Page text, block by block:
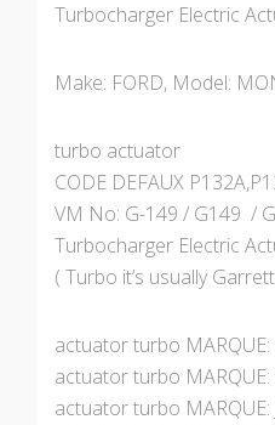
Turbocharger Electric
Make: FORD, Model:
turbo actuator
CODE DEFAUX
VM No: G-149 / G149 /
Turbocharger Electric
( Turbo it’s usually
actuator turbo
actuator turbo
actuator turbo MARQUE: